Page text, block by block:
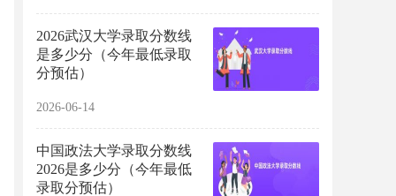
2026武汉大学录取分数线
是多少分（今年最低录取
分预估）
2026-06-14
中国政法大学录取分数线
2026是多少分（今年最低
录取分预估）